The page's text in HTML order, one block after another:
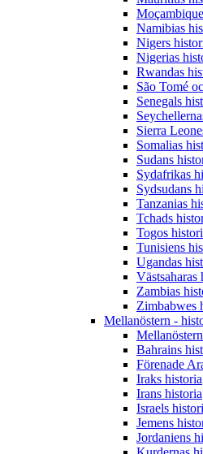
Namibias
Nigers
Nigerias
Rwandas
São Tomé
Senegals
Sierra
Somalias
Sudans
Sydafrikas
Sydsudans
Tanzanias
Tchads
Togos
Tunisiens
Ugandas
Västsaharas
Zambias
Zimbabwes
Mellanöstern -
Bahrains
Förenade
Iraks historia
Irans historia
Israels
Jemens
Jordaniens